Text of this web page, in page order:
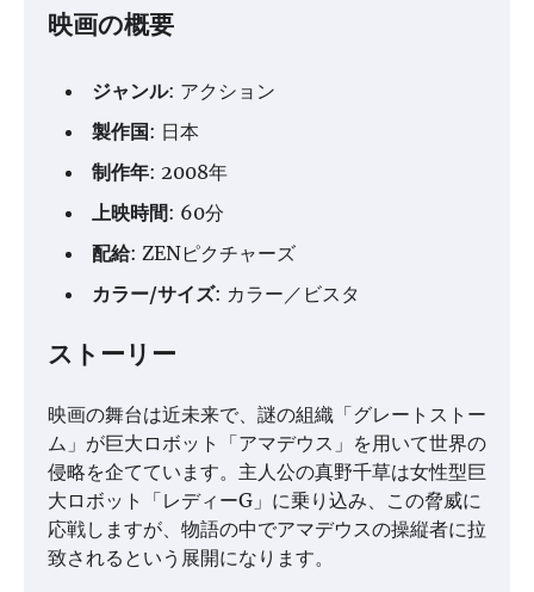
映画の概要
ジャンル: アクション
製作国: 日本
制作年: 2008年
上映時間: 60分
配給: ZENピクチャーズ
カラー/サイズ: カラー／ビスタ
ストーリー
映画の舞台は近未来で、謎の組織「グレートストー
ム」が巨大ロボット「アマデウス」を用いて世界の
侵略を企てています。主人公の真野千草は女性型巨
大ロボット「レディーG」に乗り込み、この脅威に
応戦しますが、物語の中でアマデウスの操縦者に拉
致されるという展開になります。